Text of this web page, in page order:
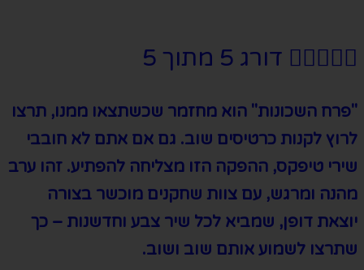
 דורג 5 מתוך 5
"פרח השכונות" הוא מחזמר שכשתצאו ממנו, תרצו
לרוץ לקנות כרטיסים שוב. גם אם אתם לא חובבי
שירי טיפקס, ההפקה הזו מצליחה להפתיע. זהו ערב
מהנה ומרגש, עם צוות שחקנים מוכשר בצורה
יוצאת דופן, שמביא לכל שיר צבע וחדשנות – כך
שתרצו לשמוע אותם שוב ושוב.